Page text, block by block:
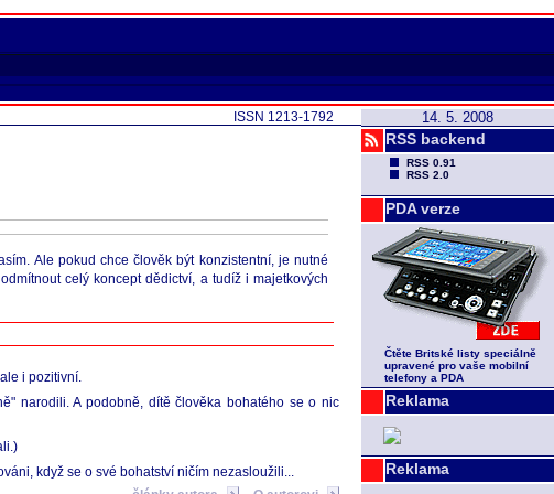
14. 5. 2008
RSS backend
RSS 0.91
RSS 2.0
PDA verze
Čtěte Britské listy speciálně
upravené pro vaše mobilní
telefony a PDA
Reklama
Reklama
ISSN 1213-1792
Ale pokud chce člověk být konzistentní, je nutné
celý koncept dědictví, a tudíž i majetkových
i pozitivní.
narodili. A podobně, dítě člověka bohatého se o nic
když se o své bohatství ničím nezasloužili...